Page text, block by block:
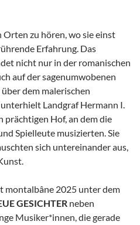
zu hören, wo sie einst
Erfahrung. Das
nicht nur in der romanischen
auf der sagenumwobenen
dem malerischen
Landgraf Hermann I.
prächtigen Hof, an dem die
Spielleute musizierten. Sie
sich untereinander aus,
montalbâne 2025 unter dem
GESICHTER neben
Musiker*innen, die gerade